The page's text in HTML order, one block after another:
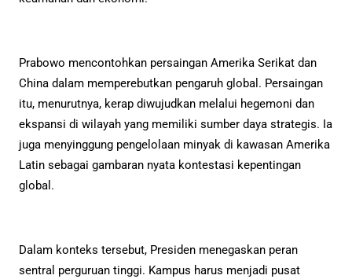
Prabowo mencontohkan persaingan Amerika Serikat dan
China dalam memperebutkan pengaruh global. Persaingan
itu, menurutnya, kerap diwujudkan melalui hegemoni dan
ekspansi di wilayah yang memiliki sumber daya strategis. Ia
juga menyinggung pengelolaan minyak di kawasan Amerika
Latin sebagai gambaran nyata kontestasi kepentingan
global.
Dalam konteks tersebut, Presiden menegaskan peran
sentral perguruan tinggi. Kampus harus menjadi pusat